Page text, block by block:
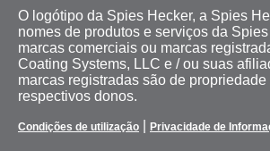
O logótipo da Spies Hecker, a Spies
nomes de produtos e serviços da
marcas comerciais ou marcas
Coating Systems, LLC e / ou suas
marcas registradas são de
respectivos donos.
Condições de utilização Privacidade de